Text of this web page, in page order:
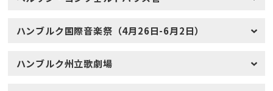
ハンブルク国際音楽祭（4月26日-6月2日）
ハンブルク州立歌劇場